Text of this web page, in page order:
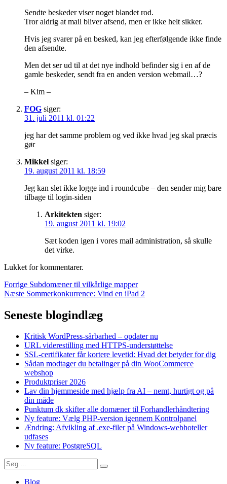
Sendte beskeder viser noget blandet rod.
Tror aldrig at mail bliver afsend, men er ikke helt sikker.
Hvis jeg svarer på en besked, kan jeg efterfølgende ikke finde
den afsendte.
Men det ser ud til at det nye indhold befinder sig i en af de
gamle beskeder, sendt fra en anden version webmail…?
– Kim –
FOG siger:
31. juli 2011 kl. 01:22
jeg har det samme problem og ved ikke hvad jeg skal præcis
gør
Mikkel siger:
19. august 2011 kl. 18:59
Jeg kan slet ikke logge ind i roundcube – den sender mig bare
tilbage til login-siden
Arkitekten siger:
19. august 2011 kl. 19:02
Sæt koden igen i vores mail administration, så skulle
det virke.
Lukket for kommentarer.
Indlægsnavigation
Forrige Forrige
indlæg:
Subdomæner til vilkårlige mapper
Næste Næste
Sommerkonkurrence: Vind en iPad 2
Seneste blogindlæg
Kritisk WordPress-sårbarhed – opdater nu
URL viderestilling med HTTPS-understøttelse
SSL-certifikater får kortere levetid: Hvad det betyder for dig
Sådan modtager du betalinger på din WooCommerce
webshop
Produktpriser 2026
Lav din hjemmeside med hjælp fra AI – nemt, hurtigt og på
din måde
Punktum dk skifter alle domæner til Forhandlerhåndtering
Ny feature: Vælg PHP-version igennem Kontrolpanel
Ændring: Afvikling af .exe-filer på Windows-webhoteller
udfases
Ny feature: PostgreSQL
Søg
efter:
Søg
Blog